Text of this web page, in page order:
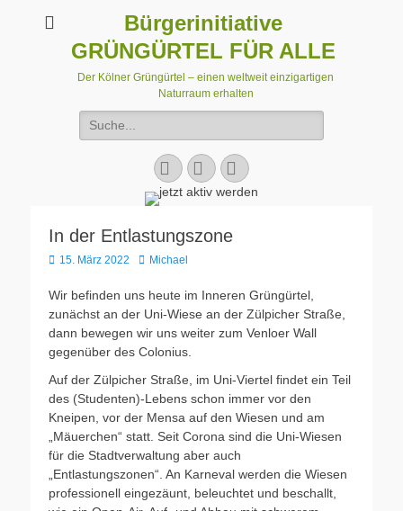
Bürgerinitiative
GRÜNGÜRTEL FÜR ALLE
Der Kölner Grüngürtel – einen weltweit einzigartigen
Naturraum erhalten
Suchen
nach:
Facebook
E-
Mail
Instagram
In der Entlastungszone
Veröffentlicht
15. März 2022 AutorMichael
Wir befinden uns heute im Inneren Grüngürtel,
zunächst an der Uni-Wiese an der Zülpicher Straße,
dann bewegen wir uns weiter zum Venloer Wall
gegenüber des Colonius.
Auf der Zülpicher Straße, im Uni-Viertel findet ein Teil
des (Studenten)-Lebens schon immer vor den
Kneipen, vor der Mensa auf den Wiesen und am
„Mäuerchen“ statt. Seit Corona sind die Uni-Wiesen
für die Stadtverwaltung aber auch
„Entlastungszonen“. An Karneval werden die Wiesen
professionell eingezäunt, beleuchtet und beschallt,